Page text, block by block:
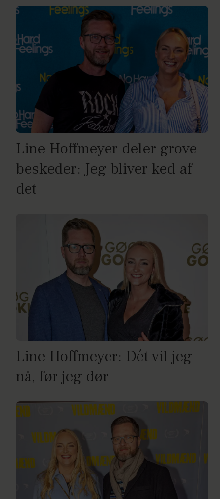
Line Hoffmeyer deler grove
beskeder: Jeg bliver ked af
det
Line Hoffmeyer: Dét vil jeg
nå, før jeg dør